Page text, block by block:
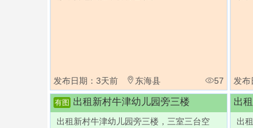
发布日期：3天前 东海县 57 发布
有图 出租新村牛津幼儿园旁三楼
出租新村牛津幼儿园旁三楼，三室三台空
出
出